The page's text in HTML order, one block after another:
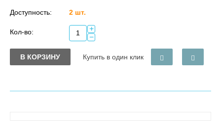
Доступность: 2 шт.
Кол-во:
+
−
В КОРЗИНУ Купить в один клик